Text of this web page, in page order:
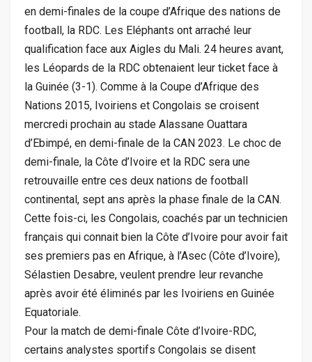
en demi-finales de la coupe d’Afrique des nations de
football, la RDC. Les Eléphants ont arraché leur
qualification face aux Aigles du Mali. 24 heures avant,
les Léopards de la RDC obtenaient leur ticket face à
la Guinée (3-1). Comme à la Coupe d’Afrique des
Nations 2015, Ivoiriens et Congolais se croisent
mercredi prochain au stade Alassane Ouattara
d’Ebimpé, en demi-finale de la CAN 2023. Le choc de
demi-finale, la Côte d’Ivoire et la RDC sera une
retrouvaille entre ces deux nations de football
continental, sept ans après la phase finale de la CAN.
Cette fois-ci, les Congolais, coachés par un technicien
français qui connait bien la Côte d’Ivoire pour avoir fait
ses premiers pas en Afrique, à l’Asec (Côte d’Ivoire),
Sélastien Desabre, veulent prendre leur revanche
après avoir été éliminés par les Ivoiriens en Guinée
Equatoriale.
Pour la match de demi-finale Côte d’Ivoire-RDC,
certains analystes sportifs Congolais se disent